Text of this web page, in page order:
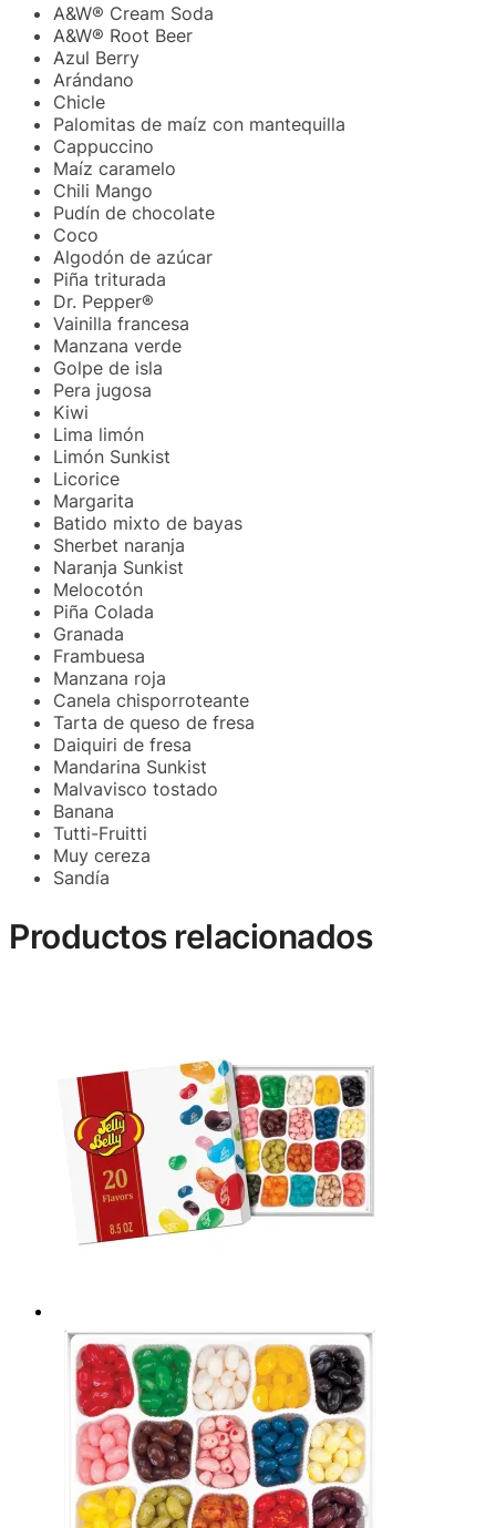
A&W® Cream Soda
A&W® Root Beer
Azul Berry
Arándano
Chicle
Palomitas de maíz con mantequilla
Cappuccino
Maíz caramelo
Chili Mango
Pudín de chocolate
Coco
Algodón de azúcar
Piña triturada
Dr. Pepper®
Vainilla francesa
Manzana verde
Golpe de isla
Pera jugosa
Kiwi
Lima limón
Limón Sunkist
Licorice
Margarita
Batido mixto de bayas
Sherbet naranja
Naranja Sunkist
Melocotón
Piña Colada
Granada
Frambuesa
Manzana roja
Canela chisporroteante
Tarta de queso de fresa
Daiquiri de fresa
Mandarina Sunkist
Malvavisco tostado
Banana
Tutti-Fruitti
Muy cereza
Sandía
Productos relacionados